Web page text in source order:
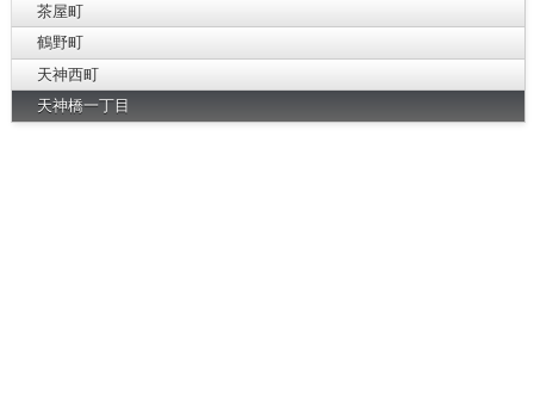
茶屋町
鶴野町
天神西町
天神橋一丁目